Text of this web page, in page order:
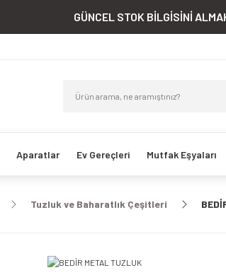
GÜNCEL STOK BİLGİSİNİ
Aparatlar Ev Gereçleri Mutfak Eşyaları
Tuzluk ve Baharatlık Çeşitleri